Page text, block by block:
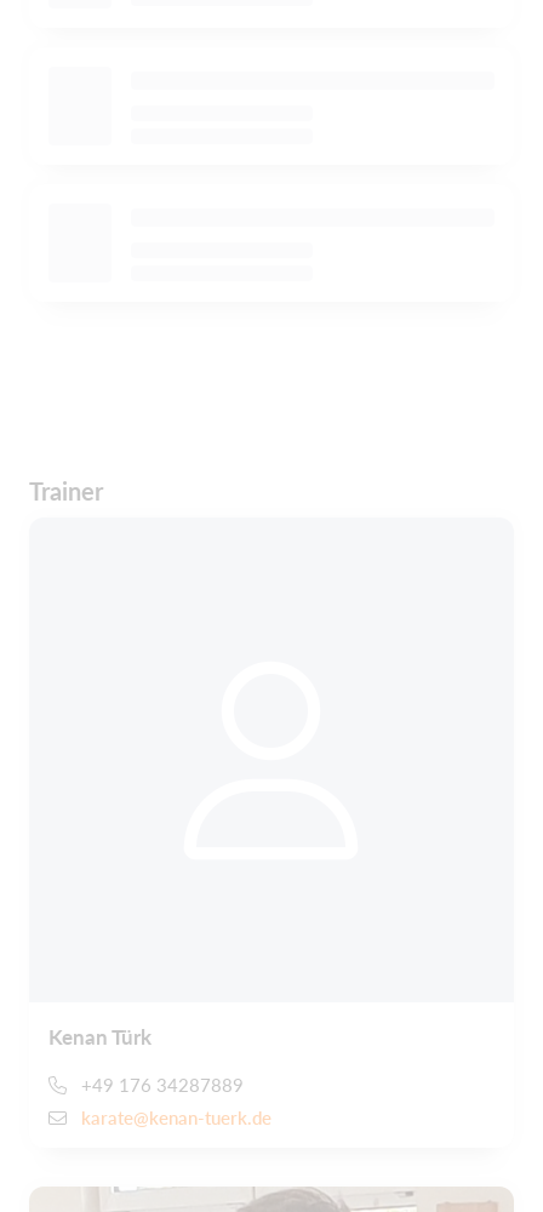
Trainer
Kenan Türk
+49 176 34287889
karate@kenan-tuerk.de